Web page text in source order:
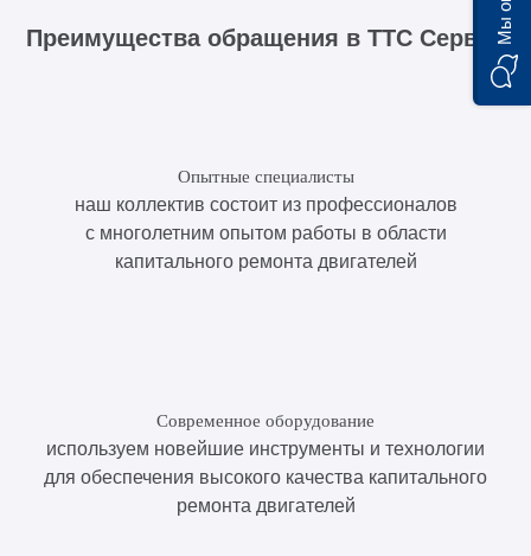
Преимущества обращения в ТТС Сервис
Опытные специалисты
наш коллектив состоит из профессионалов
с многолетним опытом работы в области
капитального ремонта двигателей
Современное оборудование
используем новейшие инструменты и технологии
для обеспечения высокого качества капитального
ремонта двигателей